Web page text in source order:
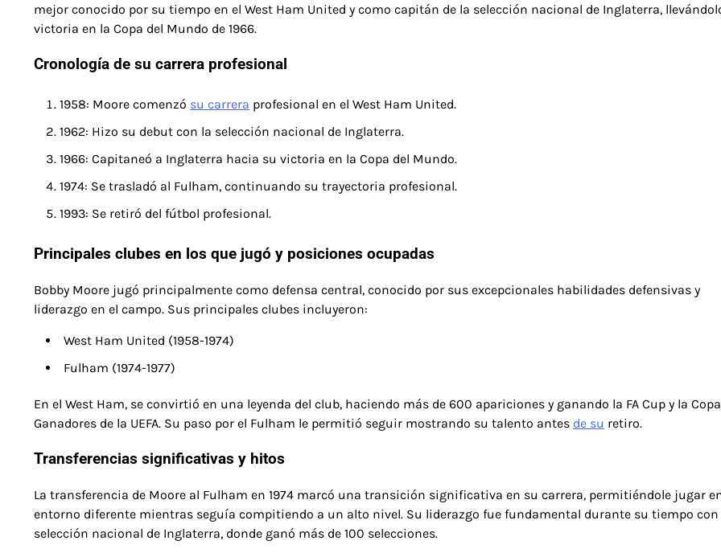
mejor conocido por su tiempo en el West Ham United y como capitán de la selección nacional de Inglaterra,
victoria en la Copa del Mundo de 1966.
Cronología de su carrera profesional
1958: Moore comenzó su carrera profesional en el West Ham United.
1962: Hizo su debut con la selección nacional de Inglaterra.
1966: Capitaneó a Inglaterra hacia su victoria en la Copa del Mundo.
1974: Se trasladó al Fulham, continuando su trayectoria profesional.
1993: Se retiró del fútbol profesional.
Principales clubes en los que jugó y posiciones ocupadas
Bobby Moore jugó principalmente como defensa central, conocido por sus excepcionales habilidades defensivas y
liderazgo en el campo. Sus principales clubes incluyeron:
West Ham United (1958-1974)
Fulham (1974-1977)
En el West Ham, se convirtió en una leyenda del club, haciendo más de 600 apariciones y ganando la FA Cup y la
Ganadores de la UEFA. Su paso por el Fulham le permitió seguir mostrando su talento antes de su retiro.
Transferencias significativas y hitos
La transferencia de Moore al Fulham en 1974 marcó una transición significativa en su carrera, permitiéndole jugar
entorno diferente mientras seguía compitiendo a un alto nivel. Su liderazgo fue fundamental durante su tiempo con
selección nacional de Inglaterra, donde ganó más de 100 selecciones.